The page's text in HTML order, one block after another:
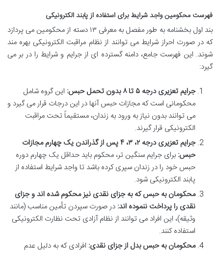
فهرست محکومین واجد شرایط برای استفاده از پابند الکترونیکی
بند اول بخشنامه به طور مفصل به معرفی ۱۳ دسته از محکومین می پردازد
که در صورت احراز شرایط می توانند از نظام مراقبت الکترونیکی بهره مند
شوند. این فهرست جامع، دامنه گسترده ای از جرایم و شرایط را در بر می
گیرد:
جرایم تعزیری درجه ۵ تا ۸ بدون تحمل حبس:
این گروه شامل
محکومانی است که مجازات حبس آنها در این درجات قرار می گیرد و
می توانند بدون نیاز به ورود به زندان، مستقیماً تحت مراقبت
الکترونیکی قرار گیرند.
جرایم تعزیری درجه ۲، ۳، ۴ پس از گذراندن یک چهارم مجازات
حبس: برای جرایم سنگین تر، محکوم باید حداقل یک چهارم دوره
حبس خود را در زندان سپری کرده باشد تا واجد شرایط استفاده از
پابند الکترونیکی شود.
محکومان به حبس که به جزای نقدی نیز محکوم شده اند و جزای
نقدی را پرداخت ننموده اند: در صورت سپردن تأمین مناسب (مانند
وثیقه)، این افراد می توانند از نظام آزادی تحت نظارت الکترونیکی
استفاده کنند.
محکومان به حبس بدل از جزای نقدی: افرادی که به دلیل عدم